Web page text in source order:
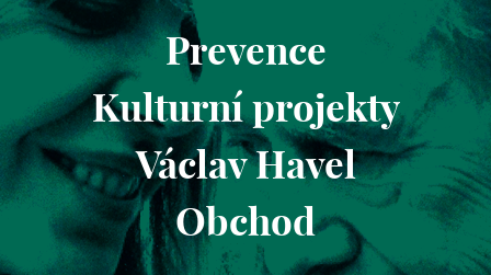
Prevence
Kulturní projekty
Václav Havel
Obchod